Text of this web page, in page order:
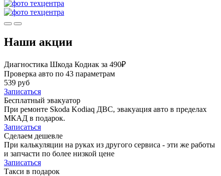
Наши акции
Диагностика Шкода Кодиак за 490₽
Проверка авто по 43 параметрам
539 руб
Записаться
Бесплатный эвакуатор
При ремонте Skoda Kodiaq ДВС, эвакуация авто в пределах
МКАД в подарок.
Записаться
Сделаем дешевле
При калькуляции на руках из другого сервиса - эти же работы
и запчасти по более низкой цене
Записаться
Такси в подарок